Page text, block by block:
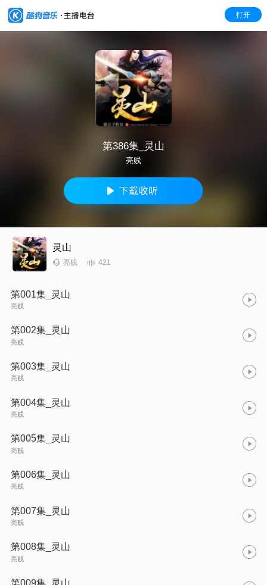
打开
第386集_灵山
亮贱
灵山
亮贱 421
第001集_灵山
亮贱
第002集_灵山
亮贱
第003集_灵山
亮贱
第004集_灵山
亮贱
第005集_灵山
亮贱
第006集_灵山
亮贱
第007集_灵山
亮贱
第008集_灵山
亮贱
第009集_灵山